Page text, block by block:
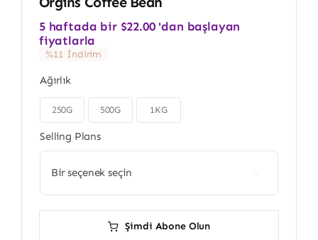
5 haftada bir $22.00 'dan başlayan
fiyatlarla
%11 İndirim
Ağırlık
250G 500G 1KG
Selling Plans
Şimdi Abone Olun